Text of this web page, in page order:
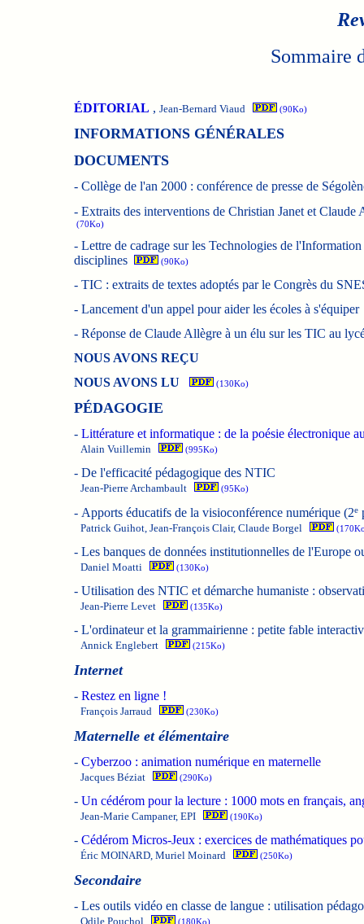
Sommaire
ÉDITORIAL , Jean-Bernard Viaud (90Ko)
INFORMATIONS GÉNÉRALES
DOCUMENTS
- Collège de l'an 2000 : conférence de presse de
- Extraits des interventions de Christian Janet et Claude
(70Ko)
- Lettre de cadrage sur les Technologies de
disciplines
(90Ko)
- TIC : extraits de textes adoptés par le Congrès du
- Lancement d'un appel pour aider les écoles à s'équiper
- Réponse de Claude Allègre à un élu sur les TIC au
NOUS AVONS REÇU
NOUS AVONS LU
(130Ko)
PÉDAGOGIE
- Littérature et informatique : de la poésie électronique
Alain Vuillemin (995Ko)
- De l'efficacité pédagogique des NTIC
Jean-Pierre Archambault (95Ko)
- Apports éducatifs de la visioconférence numérique (2e
Patrick Guihot, Jean-François Clair, Claude Borgel
- Les banques de données institutionnelles de l'Europe
Daniel Moatti (130Ko)
- Utilisation des NTIC et démarche humaniste :
Jean-Pierre Levet (135Ko)
- L'ordinateur et la grammairienne : petite fable
Annick Englebert (215Ko)
Internet
- Restez en ligne !
François Jarraud (230Ko)
Maternelle et élémentaire
- Cyberzoo : animation numérique en maternelle
Jacques Béziat (290Ko)
- Un cédérom pour la lecture : 1000 mots en français,
Jean-Marie Campaner, EPI (190Ko)
- Cédérom Micros-Jeux : exercices de mathématiques
Éric MOINARD, Muriel Moinard (250Ko)
Secondaire
- Les outils vidéo en classe de langue : utilisation
Odile Pouchol (180Ko)